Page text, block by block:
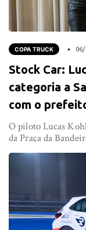
COPA TRUCK
Stock Car:
categoria a
com o
O piloto Lucas
da Praça da